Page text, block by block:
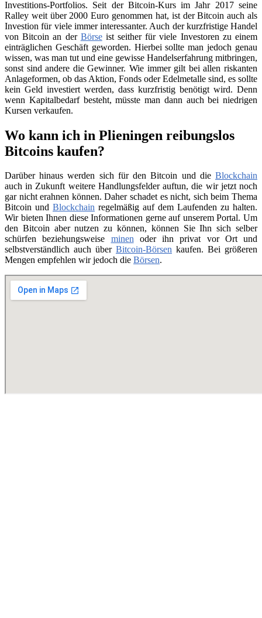
Investitions-Portfolios. Seit der Bitcoin-Kurs im Jahr 2017 seine
Ralley weit über 2000 Euro genommen hat, ist der Bitcoin auch als
Investion für viele immer interessanter. Auch der kurzfristige Handel
von Bitcoin an der Börseist seither für viele Investoren zu einem
einträglichen Geschäft geworden. Hierbei sollte man jedoch genau
wissen, was man tut und eine gewisse Handelserfahrung mitbringen,
sonst sind andere die Gewinner. Wie immer gilt bei allen riskanten
Anlageformen, ob das Aktion, Fonds oder Edelmetalle sind, es sollte
kein Geld investiert werden, dass kurzfristig benötigt wird. Denn
wenn Kapitalbedarf besteht, müsste man dann auch bei niedrigen
Kursen verkaufen.
Wo kann ich in Plieningen reibungslos
Bitcoins kaufen?
Darüber hinaus werden sich für den Bitcoin und die Blockchain
auch in Zukunft weitere Handlungsfelder auftun, die wir jetzt noch
gar nicht erahnen können. Daher schadet es nicht, sich beim Thema
Bitcoin und Blockchain regelmäßig auf dem Laufenden zu halten.
Wir bieten Ihnen diese Informationen gerne auf unserem Portal. Um
den Bitcoin aber nutzen zu können, können Sie Ihn sich selber
schürfen beziehungsweise minenoder ihn privat vor Ort und
selbstverständlich auch über Bitcoin-Börsen kaufen. Bei größeren
Mengen empfehlen wir jedoch die Börsen.